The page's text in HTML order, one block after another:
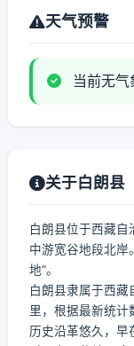
天气预警
当前无
关于白朗县
白朗县位于西藏
中游宽谷地段北岸
地”。
白朗县隶属于西藏
里，根据最新统计
历史沿革悠久，早